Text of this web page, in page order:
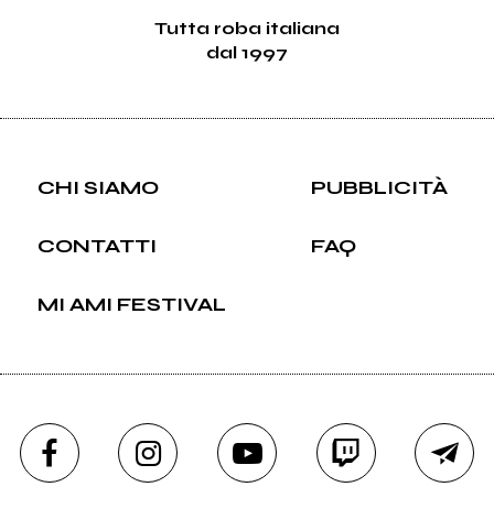
Tutta roba italiana
dal 1997
CHI SIAMO PUBBLICITÀ
CONTATTI FAQ
MI AMI FESTIVAL